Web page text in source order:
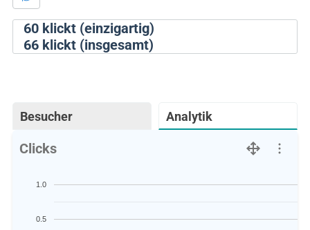
60klickt (einzigartig)
66klickt (insgesamt)
Besucher Analytik
Clicks
0.5
1.0